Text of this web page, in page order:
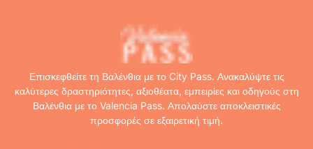
Επισκεφθείτε τη Βαλένθια με το City Pass. Ανακαλύψτε τις
καλύτερες δραστηριότητες, αξιοθέατα, εμπειρίες και οδηγούς στη
Βαλένθια με το Valencia Pass. Απολαύστε αποκλειστικές
προσφορές σε εξαιρετική τιμή.